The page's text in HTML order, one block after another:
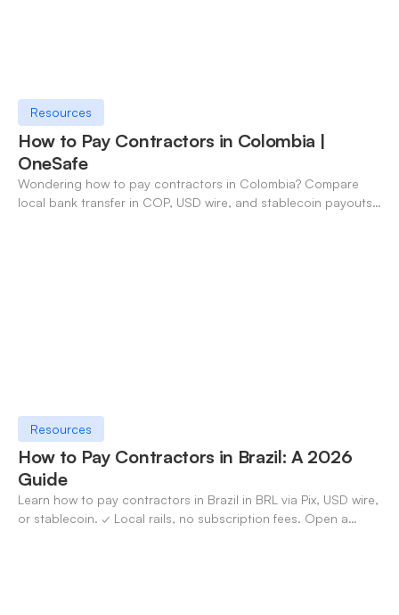
Resources
How to Pay Contractors in Colombia |
OneSafe
Wondering how to pay contractors in Colombia? Compare
local bank transfer in COP, USD wire, and stablecoin payouts.
Resources
How to Pay Contractors in Brazil: A 2026
Guide
Learn how to pay contractors in Brazil in BRL via Pix, USD wire,
or stablecoin. ✓ Local rails, no subscription fees. Open a